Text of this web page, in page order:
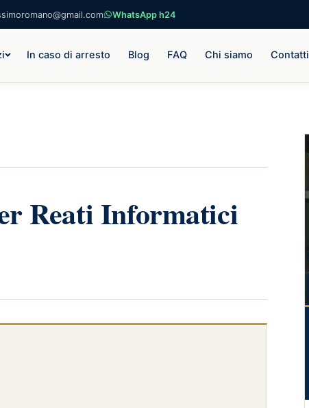
WhatsApp h24
In caso di arresto Blog FAQ Chi siamo Contatti
Reati Informatici